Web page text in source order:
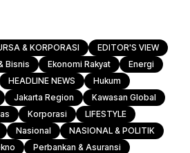
& KORPORASI
EDITOR'S VIEW
Bisnis Ekonomi Rakyat
Energi
HEADLINE NEWS
Hukum
Jakarta Region
Kawasan Global
Korporasi
LIFESTYLE
Nasional
NASIONAL & POLITIK
Perbankan & Asuransi